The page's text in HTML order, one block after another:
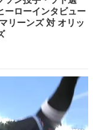
ーローインタビュー
リーンズ 対 オリッ